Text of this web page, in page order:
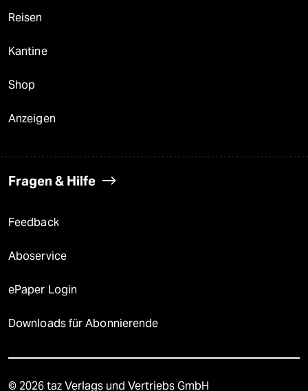
Reisen
Kantine
Shop
Anzeigen
Fragen & Hilfe
Feedback
Aboservice
ePaper Login
Downloads für Abonnierende
© 2026 taz Verlags und Vertriebs GmbH